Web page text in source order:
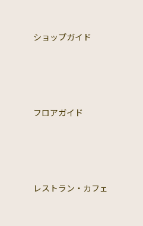
ショップガイド
フロアガイド
レストラン・カフェ